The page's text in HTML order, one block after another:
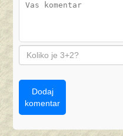
Dodaj
komentar